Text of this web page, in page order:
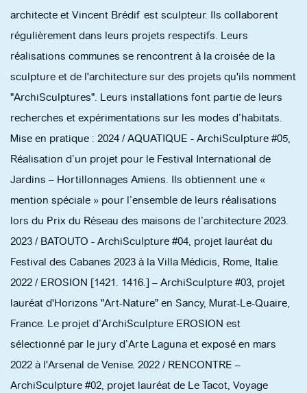
architecte et Vincent Brédif est sculpteur. Ils collaborent
régulièrement dans leurs projets respectifs. Leurs
réalisations communes se rencontrent à la croisée de la
sculpture et de l'architecture sur des projets qu'ils nomment
"ArchiSculptures". Leurs installations font partie de leurs
recherches et expérimentations sur les modes d’habitats.
Mise en pratique : 2024 / AQUATIQUE - ArchiSculpture #05,
Réalisation d’un projet pour le Festival International de
Jardins – Hortillonnages Amiens. Ils obtiennent une «
mention spéciale » pour l’ensemble de leurs réalisations
lors du Prix du Réseau des maisons de l’architecture 2023.
2023 / BATOUTO - ArchiSculpture #04, projet lauréat du
Festival des Cabanes 2023 à la Villa Médicis, Rome, Italie.
2022 / EROSION [1421. 1416.] – ArchiSculpture #03, projet
lauréat d'Horizons "Art-Nature" en Sancy, Murat-Le-Quaire,
France. Le projet d’ArchiSculpture EROSION est
sélectionné par le jury d’Arte Laguna et exposé en mars
2022 à l'Arsenal de Venise. 2022 / RENCONTRE –
ArchiSculpture #02, projet lauréat de Le Tacot, Voyage